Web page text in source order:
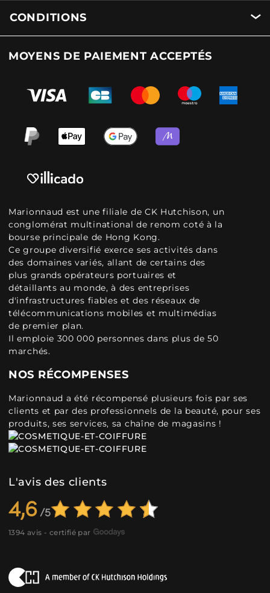
CONDITIONS
MOYENS DE PAIEMENT ACCEPTÉS
Marionnaud est une filiale de CK Hutchison, un
conglomérat multinational de renom coté à la
bourse principale de Hong Kong.
Ce groupe diversifié exerce ses activités dans
des domaines variés, allant de certains des
plus grands opérateurs portuaires et
détaillants au monde, à des entreprises
d'infrastructures fiables et des réseaux de
télécommunications mobiles et multimédias
de premier plan.
Il emploie 300 000 personnes dans plus de 50
marchés.
NOS RÉCOMPENSES
Marionnaud a été récompensé plusieurs fois par ses
clients et par des professionnels de la beauté, pour ses
produits, ses services, sa chaîne de magasins !
L'avis des clients
4,6
1394 avis - certifié par